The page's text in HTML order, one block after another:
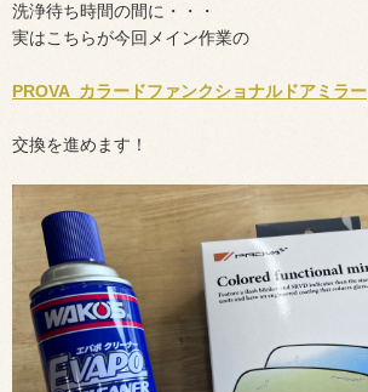
洗浄待ち時間の間に・・・
実はこちらが今回メイン作業の
PROVA カラードファンクショナルドアミラー
交換を進めます！